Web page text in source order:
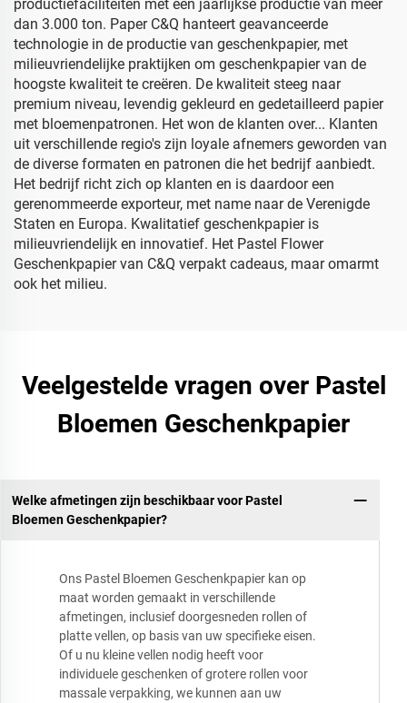
productiefaciliteiten met een jaarlijkse productie van meer
dan 3.000 ton. Paper C&Q hanteert geavanceerde
technologie in de productie van geschenkpapier, met
milieuvriendelijke praktijken om geschenkpapier van de
hoogste kwaliteit te creëren. De kwaliteit steeg naar
premium niveau, levendig gekleurd en gedetailleerd papier
met bloemenpatronen. Het won de klanten over... Klanten
uit verschillende regio's zijn loyale afnemers geworden van
de diverse formaten en patronen die het bedrijf aanbiedt.
Het bedrijf richt zich op klanten en is daardoor een
gerenommeerde exporteur, met name naar de Verenigde
Staten en Europa. Kwalitatief geschenkpapier is
milieuvriendelijk en innovatief. Het Pastel Flower
Geschenkpapier van C&Q verpakt cadeaus, maar omarmt
ook het milieu.
Veelgestelde vragen over Pastel
Bloemen Geschenkpapier
Welke afmetingen zijn beschikbaar voor Pastel
Bloemen Geschenkpapier?
Ons Pastel Bloemen Geschenkpapier kan op
maat worden gemaakt in verschillende
afmetingen, inclusief doorgesneden rollen of
platte vellen, op basis van uw specifieke eisen.
Of u nu kleine vellen nodig heeft voor
individuele geschenken of grotere rollen voor
massale verpakking, we kunnen aan uw